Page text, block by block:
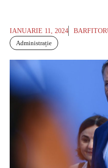
IANUARIE 11, 2024
Administrație